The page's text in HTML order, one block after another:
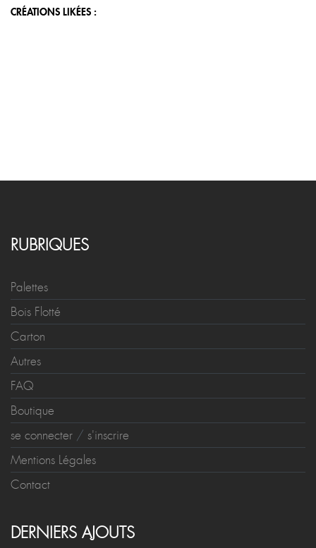
CRÉATIONS LIKÉES :
RUBRIQUES
Palettes
Bois Flotté
Carton
Autres
FAQ
Boutique
se connecter / s'inscrire
Mentions Légales
Contact
DERNIERS AJOUTS